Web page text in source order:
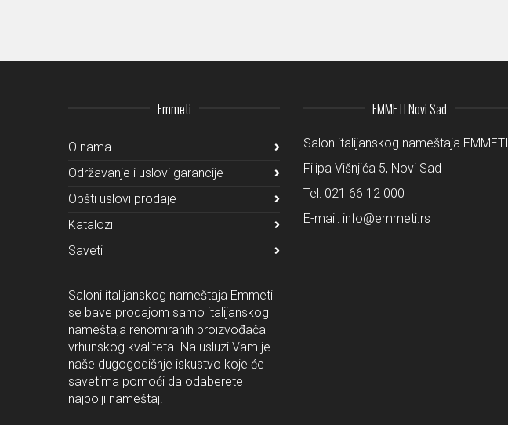
Emmeti
O nama
Održavanje i uslovi garancije
Opšti uslovi prodaje
Katalozi
Saveti
Saloni italijanskog nameštaja Emmeti
se bave prodajom samo italijanskog
nameštaja renomiranih proizvođača
vrhunskog kvaliteta. Na usluzi Vam je
naše dugogodišnje iskustvo koje će
savetima pomoći da odaberete
najbolji nameštaj.
EMMETI Novi Sad
Salon italijanskog nameštaja EMMETI
Filipa Višnjića 5, Novi Sad
Tel: 021 66 12 000
E-mail: info@emmeti.rs